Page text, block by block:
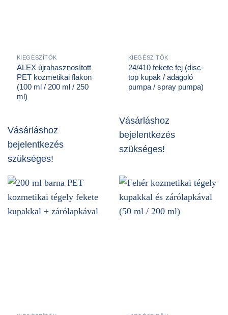
KIEGÉSZÍTŐK
ALEX újrahasznosított
PET kozmetikai flakon
(100 ml / 200 ml / 250
ml)
Vásárláshoz
bejelentkezés
szükséges!
KIEGÉSZÍTŐK
24/410 fekete fej (disc-
top kupak / adagoló
pumpa / spray pumpa)
Vásárláshoz
bejelentkezés
szükséges!